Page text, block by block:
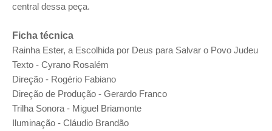
central dessa peça.
Ficha técnica
Rainha Ester, a Escolhida por Deus para Salvar o Povo Judeu
Texto - Cyrano Rosalém
Direção - Rogério Fabiano
Direção de Produção - Gerardo Franco
Trilha Sonora - Miguel Briamonte
Iluminação - Cláudio Brandão